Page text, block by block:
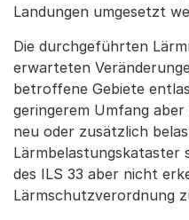
Landungen umgesetzt
Die durchgeführten
erwarteten
betroffene Gebiete
geringerem Umfang
neu oder zusätzlich
Lärmbelastungskataster
des ILS 33 aber nicht
Lärmschutzverordnung